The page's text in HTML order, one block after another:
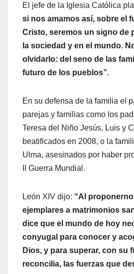
El jefe de la Iglesia Católica
si nos amamos así, sobre el
Cristo, seremos un signo de
la sociedad y en el mundo.
olvidarlo: del seno de las
futuro de los pueblos”.
En su defensa de la familia el
parejas y familias como los
Teresa del Niño Jesús, Luis y
beatificados en 2008, o la
Ulma, asesinados por haber
II Guerra Mundial.
León XIV dijo: “Al
ejemplares a matrimonios
dice que el mundo de hoy
conyugal para conocer y
Dios, y para superar, con su
reconcilia, las fuerzas que